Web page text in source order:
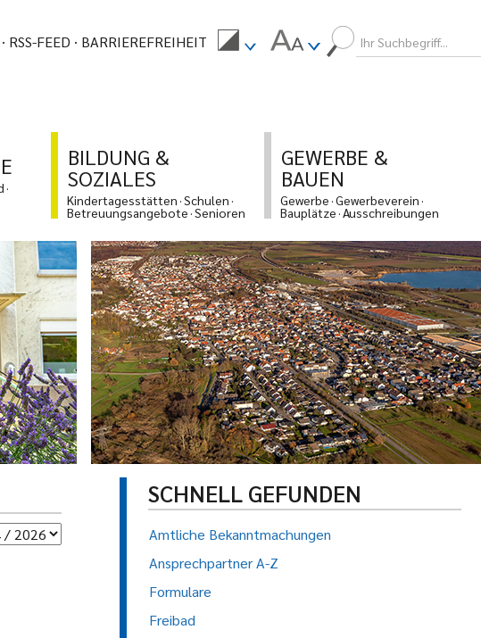
RSS-FEED BARRIEREFREIHEIT
BILDUNG &
SOZIALES
Kindertagesstätten Schulen
Betreuungsangebote Senioren
GEWERBE &
BAUEN
Gewerbe Gewerbeverein
Bauplätze Ausschreibungen
SCHNELL GEFUNDEN
Amtliche Bekanntmachungen
Ansprechpartner A-Z
Formulare
Freibad